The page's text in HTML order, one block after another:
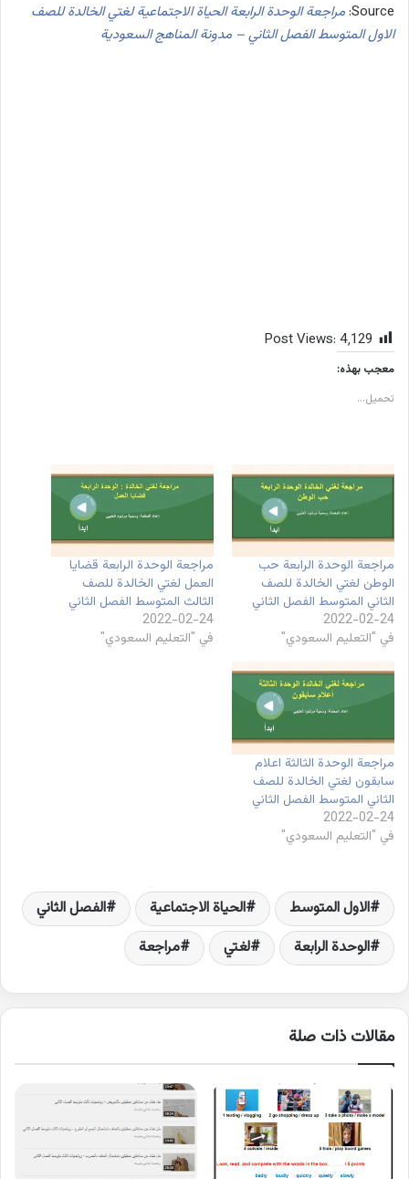
Source: مراجعة الوحدة الرابعة الحياة الاجتماعية لغتي الخالدة للصف
الاول المتوسط الفصل الثاني – مدونة المناهج السعودية
Post Views: 4٬129
معجب بهذه:
تحميل...
مراجعة الوحدة الرابعة حب
الوطن لغتي الخالدة للصف
الثاني المتوسط الفصل الثاني
2022-02-24
في "التعليم السعودي"
مراجعة الوحدة الرابعة قضايا
العمل لغتي الخالدة للصف
الثالث المتوسط الفصل الثاني
2022-02-24
في "التعليم السعودي"
مراجعة الوحدة الثالثة اعلام
سابقون لغتي الخالدة للصف
الثاني المتوسط الفصل الثاني
2022-02-24
في "التعليم السعودي"
الاول المتوسط الحياة الاجتماعية
الفصل الثاني
الوحدة الرابعة
لغتي مراجعة
مقالات ذات صلة